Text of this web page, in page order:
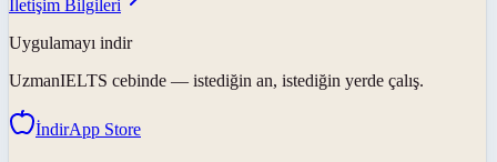
İletişim Bilgileri
Uygulamayı indir
UzmanIELTS cebinde — istediğin an, istediğin yerde çalış.
İndirApp Store